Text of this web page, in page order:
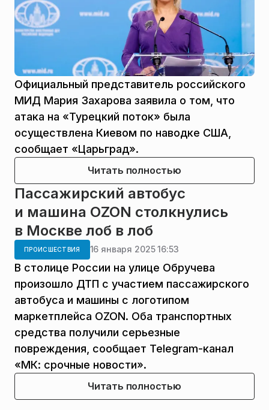
Официальный представитель российского
МИД Мария Захарова заявила о том, что
атака на «Турецкий поток» была
осуществлена Киевом по наводке США,
сообщает «Царьград».
Читать полностью
Пассажирский автобус
и машина OZON столкнулись
в Москве лоб в лоб
ПРОИСШЕСТВИЯ 16 января 2025 16:53
В столице России на улице Обручева
произошло ДТП с участием пассажирского
автобуса и машины с логотипом
маркетплейса OZON. Оба транспортных
средства получили серьезные
повреждения, сообщает Telegram-канал
«МК: срочные новости».
Читать полностью